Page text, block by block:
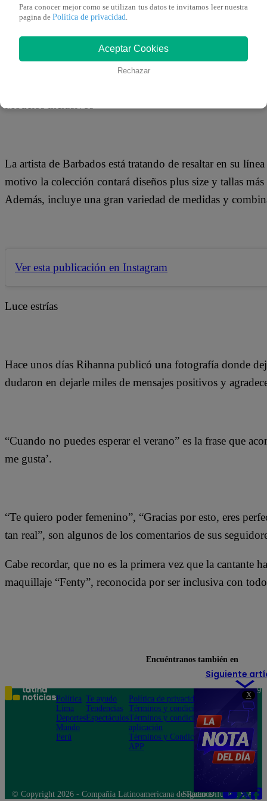
X
Ver esta publicación en Instagram
Modelos inclusivos
La artista de Barbados está tratando de resaltar en su
motivo la colección contará diseños plus size y tallas
Además, incluye una gran variedad de medidas y
Ver esta publicación en Instagram
Luce estrías
Hace unos días Rihanna publicó una fotografía donde
dudaron en dejarle miles de mensajes positivos y
“Cuando no puedes esperar el verano” es la frase que
me gusta’.
“Te quiero poder femenino”, “Gracias por esto, eres
tan real”, son algunos de los comentarios de sus
Cabe recordar, que no es la primera vez que la cantante
maquillaje “Fenty”, reconocida por ser inclusiva con
Siguiente
Para conocer mejor como se utilizan tus datos te invitamos leer nuestra
pagina de Política de privacidad.
Aceptar Cookies
Rechazar
Encuéntranos también en
Política
Lima
Deportes
Mundo
Perú
Te ayudo
Tendencias
Espectáculos
Política de privacidad
Términos y condiciones
Términos y condiciones
aplicación
Términos y Condiciones
APP
Teléfono: 219
Av. San
Felipe 968
Jesús María
© Copyright 2026 - Compañía Latinoamericana de Radio Difusión S.A.
Síguenos